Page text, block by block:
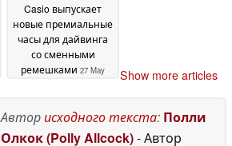
Casio выпускает
новые премиальные
часы для дайвинга
со сменными
ремешками 27 May
Show more articles
Авторисходного текста: Полли
Олкок (Polly Allcock)- Автор